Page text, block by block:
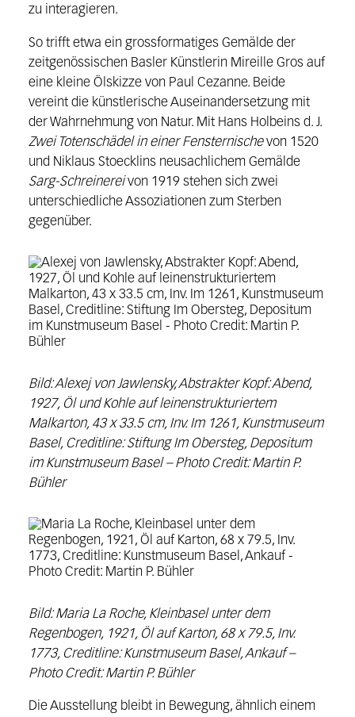
zu interagieren.
So trifft etwa ein grossformatiges Gemälde der
zeitgenössischen Basler Künstlerin Mireille Gros auf
eine kleine Ölskizze von Paul Cezanne. Beide
vereint die künstlerische Auseinandersetzung mit
der Wahrnehmung von Natur. Mit Hans Holbeins d. J.
Zwei Totenschädel in einer Fensternischevon 1520
und Niklaus Stoecklins neusachlichem Gemälde
Sarg-Schreinereivon 1919 stehen sich zwei
unterschiedliche Assoziationen zum Sterben
gegenüber.
Bild: Alexej von Jawlensky, Abstrakter Kopf: Abend,
1927, Öl und Kohle auf leinenstrukturiertem
Malkarton, 43 x 33.5 cm, Inv. Im 1261, Kunstmuseum
Basel, Creditline: Stiftung Im Obersteg, Depositum
im Kunstmuseum Basel – Photo Credit: Martin P.
Bühler
Bild: Maria La Roche, Kleinbasel unter dem
Regenbogen, 1921, Öl auf Karton, 68 x 79.5, Inv.
1773, Creditline: Kunstmuseum Basel, Ankauf –
Photo Credit: Martin P. Bühler
Die Ausstellung bleibt in Bewegung, ähnlich einem